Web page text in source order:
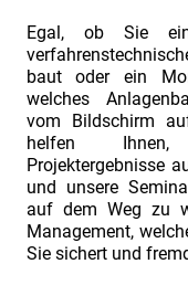
Egal, ob Sie ein
baut oder ein
welches
vom Bildschirm
helfen Ihnen,
Projektergebnisse
und unsere
auf dem Weg zu
Management,
Sie sichert und
Treffen
1155PM
Wissen
Vertrauen
Mitarbeiten